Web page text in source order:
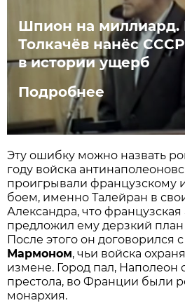
Шпион на миллиард.
Толкачёв нанёс
в истории ущерб
Подробнее
Эту ошибку можно назвать
году войска
проигрывали французскому
боем, именно Талейран в
Александра, что
предложил ему дерзкий план
После этого он договорился с
Мармоном, чьи войска
измене. Город пал, Наполеон
престола, во Франции были
монархия.